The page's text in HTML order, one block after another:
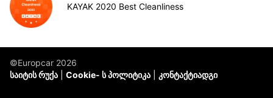
KAYAK 2020 Best Cleanliness
©Europcar 2026
საიტის რუქა
Cookie- ს პოლიტიკა კონტაქტიადგი